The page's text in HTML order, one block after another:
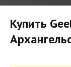
Купить